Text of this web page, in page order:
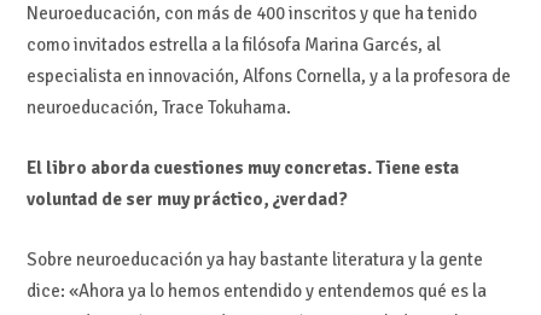
Neuroeducación, con más de 400 inscritos y que ha tenido
como invitados estrella a la filósofa Marina Garcés, al
especialista en innovación, Alfons Cornella, y a la profesora de
neuroeducación, Trace Tokuhama.
El libro aborda cuestiones muy concretas. Tiene esta
voluntad de ser muy práctico, ¿verdad?
Sobre neuroeducación ya hay bastante literatura y la gente
dice: «Ahora ya lo hemos entendido y entendemos qué es la